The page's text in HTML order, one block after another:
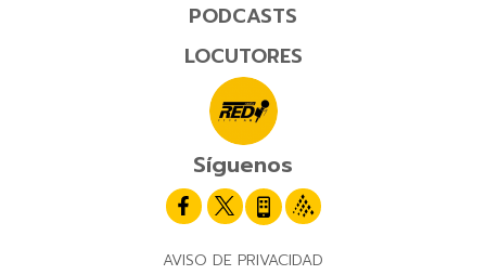
PODCASTS
LOCUTORES
Síguenos
AVISO DE PRIVACIDAD